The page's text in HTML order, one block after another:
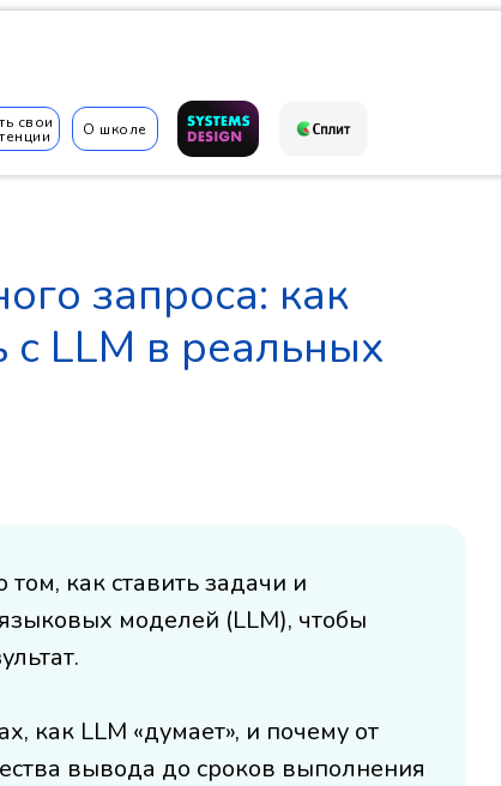
свои О школе
запроса: как
LLM в реальных
как ставить задачи и
моделей (LLM), чтобы
как LLM «думает», и почему от
вывода до сроков выполнения